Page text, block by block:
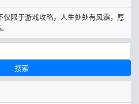
限于游戏攻略，人生处处有风霜，愿
搜索